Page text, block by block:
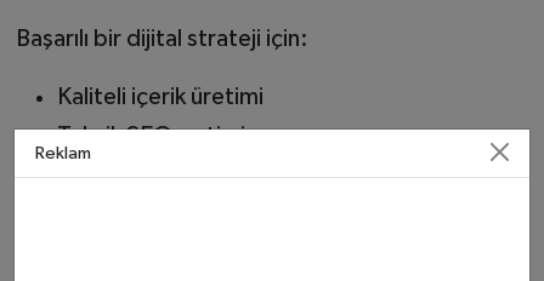
Başarılı bir dijital strateji için:
Kaliteli içerik üretimi
Teknik SEO optimizasyonu
Düzenli backlink çalışması
Reklam